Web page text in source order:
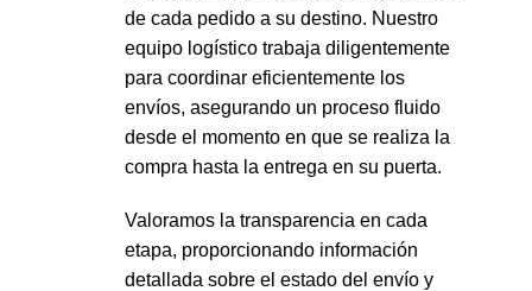
de cada pedido a su destino. Nuestro
equipo logístico trabaja diligentemente
para coordinar eficientemente los
envíos, asegurando un proceso fluido
desde el momento en que se realiza la
compra hasta la entrega en su puerta.
Valoramos la transparencia en cada
etapa, proporcionando información
detallada sobre el estado del envío y